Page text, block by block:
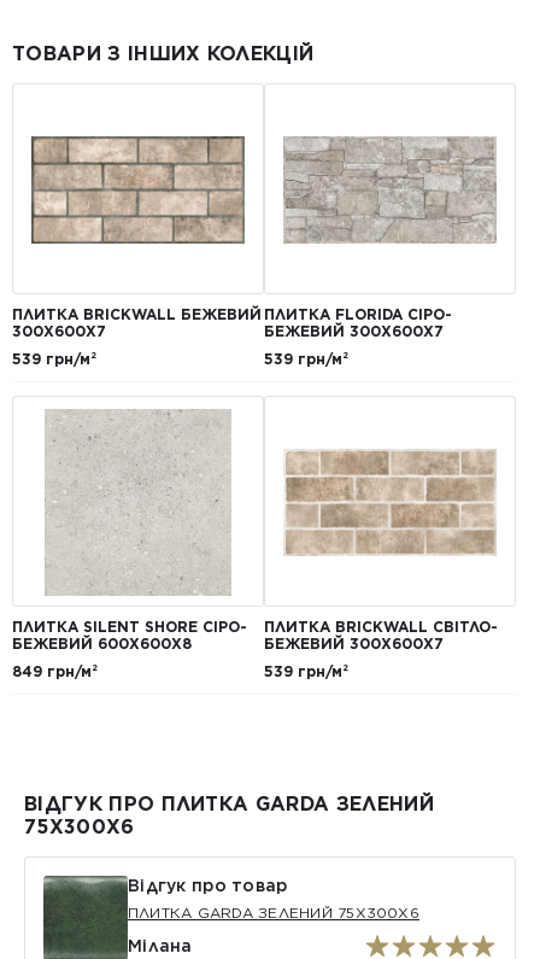
ТОВАРИ З ІНШИХ КОЛЕКЦІЙ
ПЛИТКА BRICKWALL БЕЖЕВИЙ
300Х600Х7
539 грн/м²
ПЛИТКА FLORIDA СІРО-
БЕЖЕВИЙ 300Х600Х7
539 грн/м²
ПЛИТКА SILENT SHORE СІРО-
БЕЖЕВИЙ 600Х600Х8
849 грн/м²
ПЛИТКА BRICKWALL СВІТЛО-
БЕЖЕВИЙ 300Х600Х7
539 грн/м²
ВІДГУК ПРО ПЛИТКА GARDA ЗЕЛЕНИЙ
75X300X6
Відгук про товар
ПЛИТКА GARDA ЗЕЛЕНИЙ 75X300X6
Мілана